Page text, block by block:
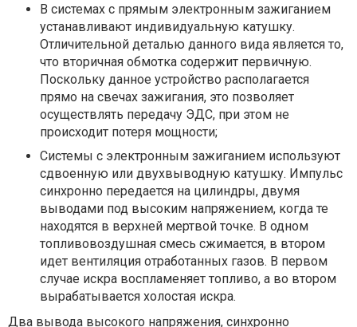
В системах с прямым электронным зажиганием
устанавливают индивидуальную катушку.
Отличительной деталью данного вида является то,
что вторичная обмотка содержит первичную.
Поскольку данное устройство располагается
прямо на свечах зажигания, это позволяет
осуществлять передачу ЭДС, при этом не
происходит потеря мощности;
Системы с электронным зажиганием используют
сдвоенную или двухвыводную катушку. Импульс
синхронно передается на цилиндры, двумя
выводами под высоким напряжением, когда те
находятся в верхней мертвой точке. В одном
топливовоздушная смесь сжимается, в втором
идет вентиляция отработанных газов. В первом
случае искра воспламеняет топливо, а во втором
вырабатывается холостая искра.
Два вывода высокого напряжения, синхронно